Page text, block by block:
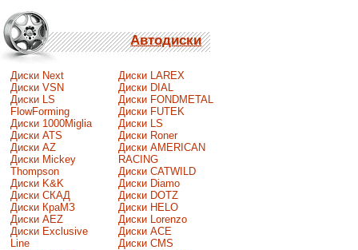
Автодиски
Диски Next
Диски VSN
Диски LS
FlowForming
Диски 1000Miglia
Диски ATS
Диски AZ
Диски Mickey
Thompson
Диски K&K
Диски СКАД
Диски КраМЗ
Диски AEZ
Диски Exclusive
Line
Диски LAREX
Диски DIAL
Диски FONDMETAL
Диски FUTEK
Диски LS
Диски Roner
Диски AMERICAN
RACING
Диски CATWILD
Диски Diamo
Диски DOTZ
Диски HELO
Диски Lorenzo
Диски ACE
Диски CMS